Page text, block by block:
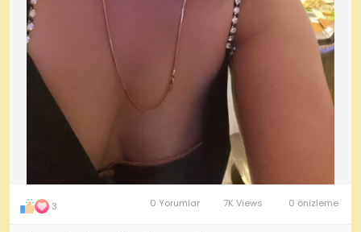
3 0 Yorumlar 7K Views 0 önizleme